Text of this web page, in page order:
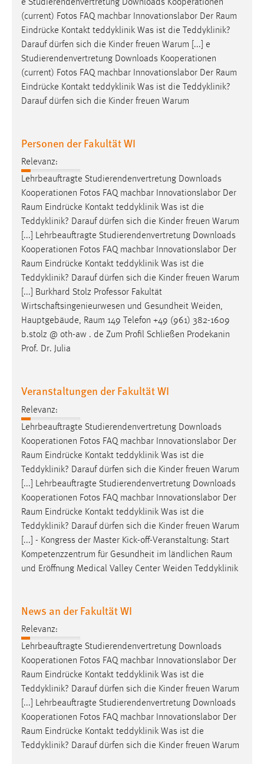
e Studierendenvertretung Downloads Kooperationen
(current) Fotos FAQ machbar Innovationslabor Der Raum
Eindrücke Kontakt teddyklinik Was ist die Teddyklinik?
Darauf dürfen sich die Kinder freuen Warum [...] e
Studierendenvertretung Downloads Kooperationen
(current) Fotos FAQ machbar Innovationslabor Der Raum
Eindrücke Kontakt teddyklinik Was ist die Teddyklinik?
Darauf dürfen sich die Kinder freuen Warum
Personen der Fakultät WI
Relevanz:
Lehrbeauftragte Studierendenvertretung Downloads
Kooperationen Fotos FAQ machbar Innovationslabor Der
Raum Eindrücke Kontakt teddyklinik Was ist die
Teddyklinik? Darauf dürfen sich die Kinder freuen Warum
[...] Lehrbeauftragte Studierendenvertretung Downloads
Kooperationen Fotos FAQ machbar Innovationslabor Der
Raum Eindrücke Kontakt teddyklinik Was ist die
Teddyklinik? Darauf dürfen sich die Kinder freuen Warum
[...] Burkhard Stolz Professor Fakultät
Wirtschaftsingenieurwesen und Gesundheit Weiden,
Hauptgebäude, Raum 149 Telefon +49 (961) 382-1609
b.stolz @ oth-aw . de Zum Profil Schließen Prodekanin
Prof. Dr. Julia
Veranstaltungen der Fakultät WI
Relevanz:
Lehrbeauftragte Studierendenvertretung Downloads
Kooperationen Fotos FAQ machbar Innovationslabor Der
Raum Eindrücke Kontakt teddyklinik Was ist die
Teddyklinik? Darauf dürfen sich die Kinder freuen Warum
[...] Lehrbeauftragte Studierendenvertretung Downloads
Kooperationen Fotos FAQ machbar Innovationslabor Der
Raum Eindrücke Kontakt teddyklinik Was ist die
Teddyklinik? Darauf dürfen sich die Kinder freuen Warum
[...] - Kongress der Master Kick-off-Veranstaltung: Start
Kompetenzzentrum für Gesundheit im ländlichen Raum
und Eröffnung Medical Valley Center Weiden Teddyklinik
News an der Fakultät WI
Relevanz:
Lehrbeauftragte Studierendenvertretung Downloads
Kooperationen Fotos FAQ machbar Innovationslabor Der
Raum Eindrücke Kontakt teddyklinik Was ist die
Teddyklinik? Darauf dürfen sich die Kinder freuen Warum
[...] Lehrbeauftragte Studierendenvertretung Downloads
Kooperationen Fotos FAQ machbar Innovationslabor Der
Raum Eindrücke Kontakt teddyklinik Was ist die
Teddyklinik? Darauf dürfen sich die Kinder freuen Warum
Performance
Name:
Zweck:
Sprachpräferenz
site-language-preference
Zweck:
Das Cookie speichert die gewählte Sprache der Website.
Cookie Laufzeit:
30 Tage
Chat
Name:
MibewSessionID, MIBEW_UserID, mibew_locale, mibew-
chat-frame-style-5e9dbeb1811c0446
Wird benötigt um die Chatfunktion nutzen zu können.
Cookie Laufzeit:
MibewSessionID, mibew-chat-frame-style-
5e9dbeb1811c0446 = Sitzungslaufzeit, mibew_locale = 3
Jahre, MIBEW_UserID = 1 Jahr
Login
Name:
fe_user, be_user, be_lastLoginProvider
Zweck:
Dieser Cookie ist notwendig um sich an der Website
einloggen zu können.
STATISTIK
Statistik Cookies erfassen Informationen anonym.
Diese Informationen helfen uns zu verstehen, wie
unsere Besucher unsere Website nutzen.
Matomo
Name: